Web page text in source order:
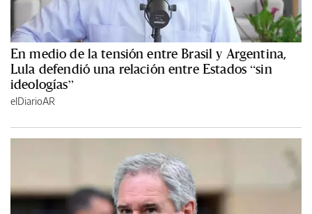
En medio de la tensión entre Brasil y Argentina,
Lula defendió una relación entre Estados “sin
ideologías”
elDiarioAR